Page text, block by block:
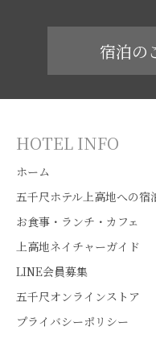
宿泊の
HOTEL INFO
ホーム
五千尺ホテル上高地への宿
お食事・ランチ・カフェ
上高地ネイチャーガイド
LINE会員募集
五千尺オンラインストア
プライバシーポリシー